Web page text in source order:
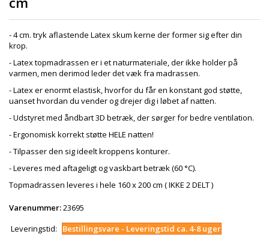
- 4 cm. tryk aflastende Latex skum kerne der former sig efter din
krop.
- Latex topmadrassen er i et naturmateriale, der ikke holder på
varmen, men derimod leder det væk fra madrassen.
- Latex er enormt elastisk, hvorfor du får en konstant god støtte,
uanset hvordan du vender og drejer dig i løbet af natten.
- Udstyret med åndbart 3D betræk, der sørger for bedre ventilation.
- Ergonomisk korrekt støtte HELE natten!
- Tilpasser den sig ideelt kroppens konturer.
- Leveres med aftageligt og vaskbart betræk (60 °C).
Topmadrassen leveres i hele 160 x 200 cm ( IKKE 2 DELT )
Varenummer:23695
Leveringstid:
Bestillingsvare - Leveringstid ca. 4-8 uger